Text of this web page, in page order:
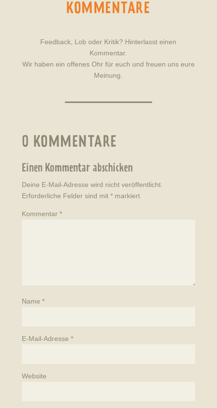
KOMMENTARE
Feedback, Lob oder Kritik? Hinterlasst einen
Kommentar.
Wir haben ein offenes Ohr für euch und freuen uns eure
Meinung.
0 KOMMENTARE
Einen Kommentar abschicken
Deine E-Mail-Adresse wird nicht veröffentlicht.
Erforderliche Felder sind mit *markiert
Kommentar *
Name *
E-Mail-Adresse *
Website